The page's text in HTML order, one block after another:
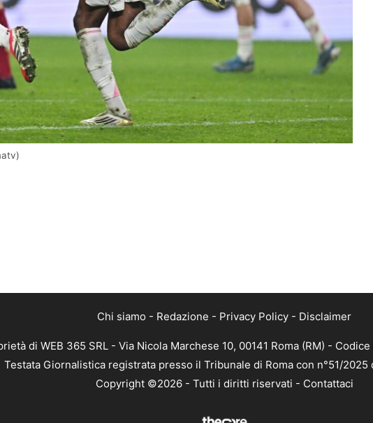
Chi siamo - Redazione - Privacy Policy - Disclaimer
di WEB 365 SRL - Via Nicola Marchese 10, 00141 Roma (RM) -
Testata Giornalistica registrata presso il Tribunale di Roma con n°51/2025
Copyright ©2026 - Tutti i diritti riservati - Contattaci